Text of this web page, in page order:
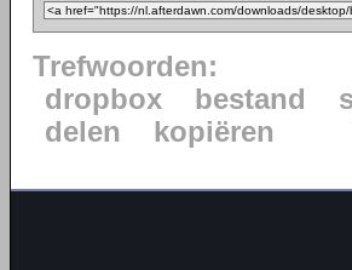
Trefwoorden:
dropbox
bestand
delen
kopiëren